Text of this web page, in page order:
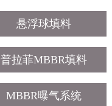
悬浮球填料
普拉菲MBBR填料
MBBR曝气系统